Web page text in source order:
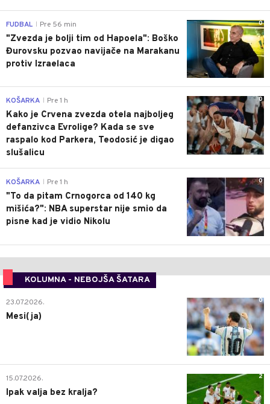
0
FUDBAL Pre 56 min
"Zvezda je bolji tim od Hapoela": Boško
Đurovsku pozvao navijače na Marakanu
protiv Izraelaca
0
KOŠARKA Pre 1 h
Kako je Crvena zvezda otela najboljeg
defanzivca Evrolige? Kada se sve
raspalo kod Parkera, Teodosić je digao
slušalicu
0
KOŠARKA Pre 1 h
"To da pitam Crnogorca od 140 kg
mišića?": NBA superstar nije smio da
pisne kad je vidio Nikolu
KOLUMNA - NEBOJŠA ŠATARA
0
23.07.2026.
Mesi(ja)
2
15.07.2026.
Ipak valja bez kralja?